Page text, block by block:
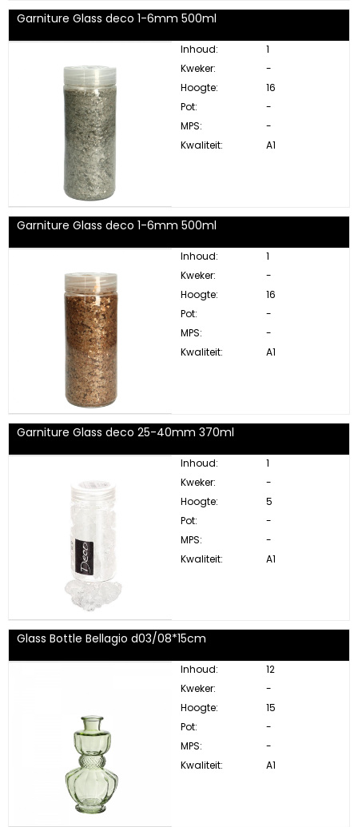
Garniture Glass deco 1-6mm 500ml
Inhoud:
1
Kweker:
-
Hoogte:
16
Pot:
-
MPS:
-
Kwaliteit:
A1
Garniture Glass deco 1-6mm 500ml
Inhoud:
1
Kweker:
-
Hoogte:
16
Pot:
-
MPS:
-
Kwaliteit:
A1
Garniture Glass deco 25-40mm 370ml
Inhoud:
1
Kweker:
-
Hoogte:
5
Pot:
-
MPS:
-
Kwaliteit:
A1
Glass Bottle Bellagio d03/08*15cm
Inhoud:
12
Kweker:
-
Hoogte:
15
Pot:
-
MPS:
-
Kwaliteit:
A1